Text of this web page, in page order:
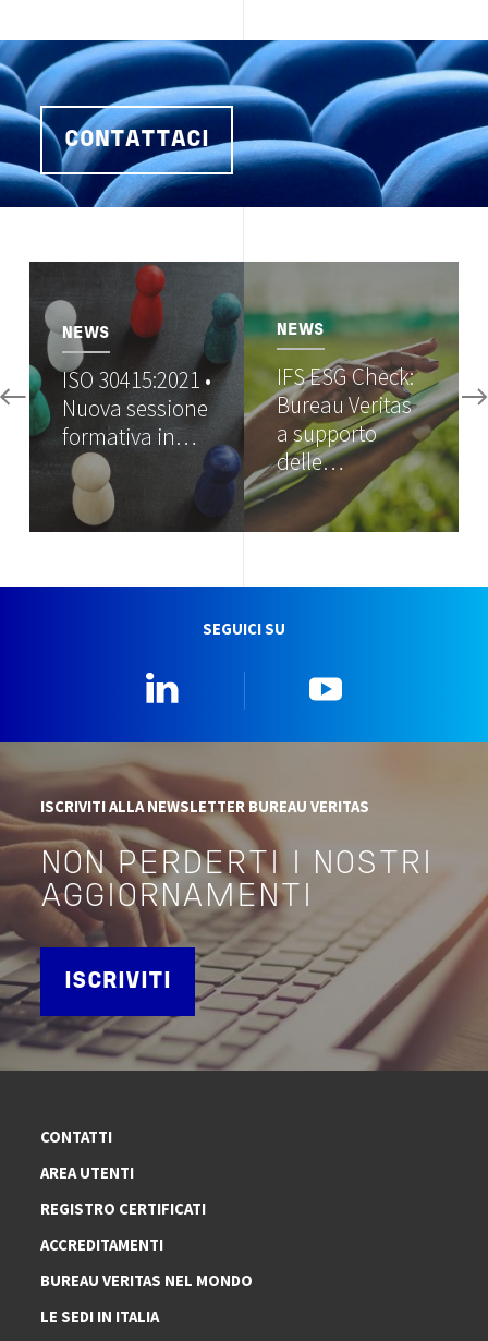
CONTATTACI
NEWS
ISO 30415:2021 •
Nuova sessione
formativa in…
NEWS
IFS ESG Check:
Bureau Veritas
a supporto
delle…
SEGUICI SU
ISCRIVITI ALLA NEWSLETTER BUREAU VERITAS
NON PERDERTI I NOSTRI
AGGIORNAMENTI
ISCRIVITI
CONTATTI
AREA UTENTI
REGISTRO CERTIFICATI
ACCREDITAMENTI
BUREAU VERITAS NEL MONDO
LE SEDI IN ITALIA